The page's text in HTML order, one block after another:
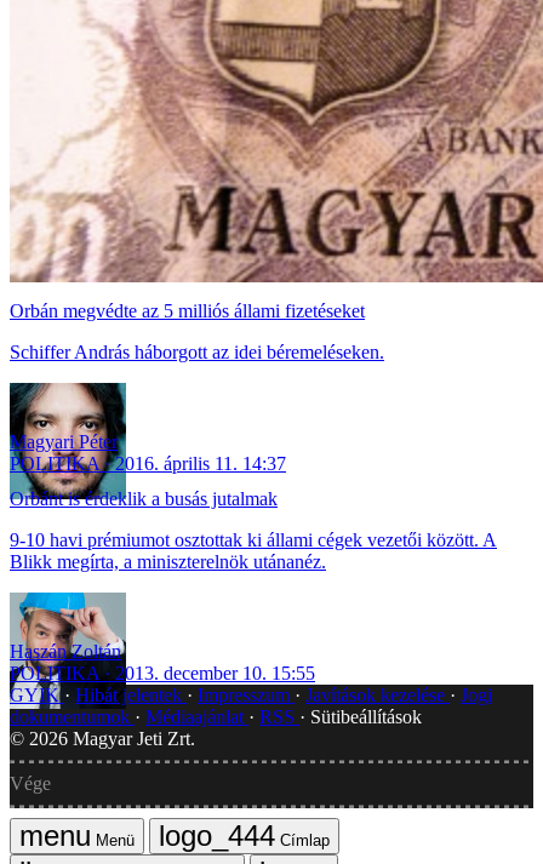
Orbán megvédte az 5 milliós állami fizetéseket
Schiffer András háborgott az idei béremeléseken.
Magyari Péter
POLITIKA
2016. április 11. 14:37
Orbánt is érdeklik a busás jutalmak
9-10 havi prémiumot osztottak ki állami cégek vezetői között. A
Blikk megírta, a miniszterelnök utánanéz.
Haszán Zoltán
POLITIKA
2013. december 10. 15:55
GYIK
Hibát jelentek Impresszum Javítások kezelése
Jogi
dokumentumok
Médiaajánlat RSS
Sütibeállítások
© 2026 Magyar Jeti Zrt.
Vége
Menü
Címlap